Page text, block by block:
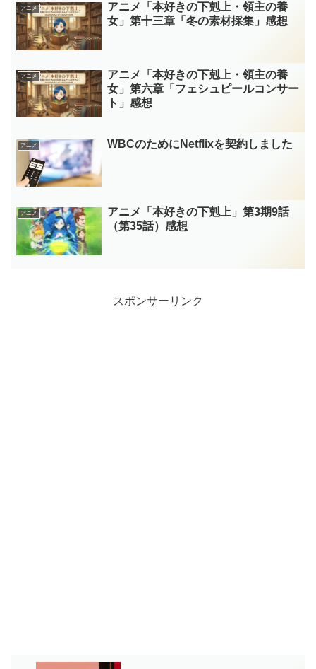
アニメ
アニメ「本好きの下剋上・領主の養
女」第十三章「冬の素材採集」感想
アニメ
アニメ「本好きの下剋上・領主の養
女」第六章「フェシュピールコンサー
ト」感想
アニメ WBCのためにNetflixを契約しました
アニメ
アニメ「本好きの下剋上」第3期9話
（第35話）感想
スポンサーリンク